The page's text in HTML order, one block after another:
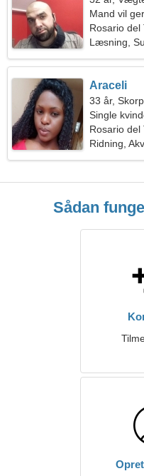
Mand vil
Rosario del
Læsning,
Araceli
33 år,
Single
Rosario del
Ridning,
Sådan